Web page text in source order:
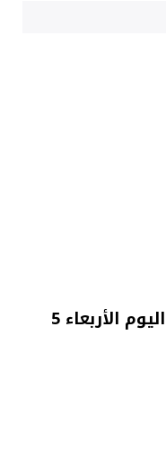
أسعار العملات مقابل الريال اليوم الأربعاء 5